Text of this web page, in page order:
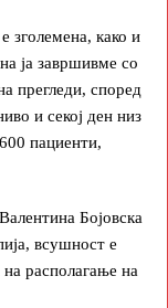
зголемена, како и
ја завршивме со
прегледи, според
и секој ден низ
пациенти,
Бојовска
всушност е
на располагање на